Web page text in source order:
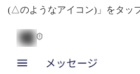
(△のようなアイコン)」をタッ